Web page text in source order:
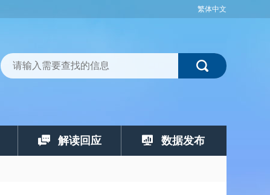
繁体中文
解读回应 数据发布